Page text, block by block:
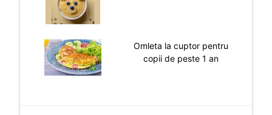
Omleta la cuptor pentru
copii de peste 1 an